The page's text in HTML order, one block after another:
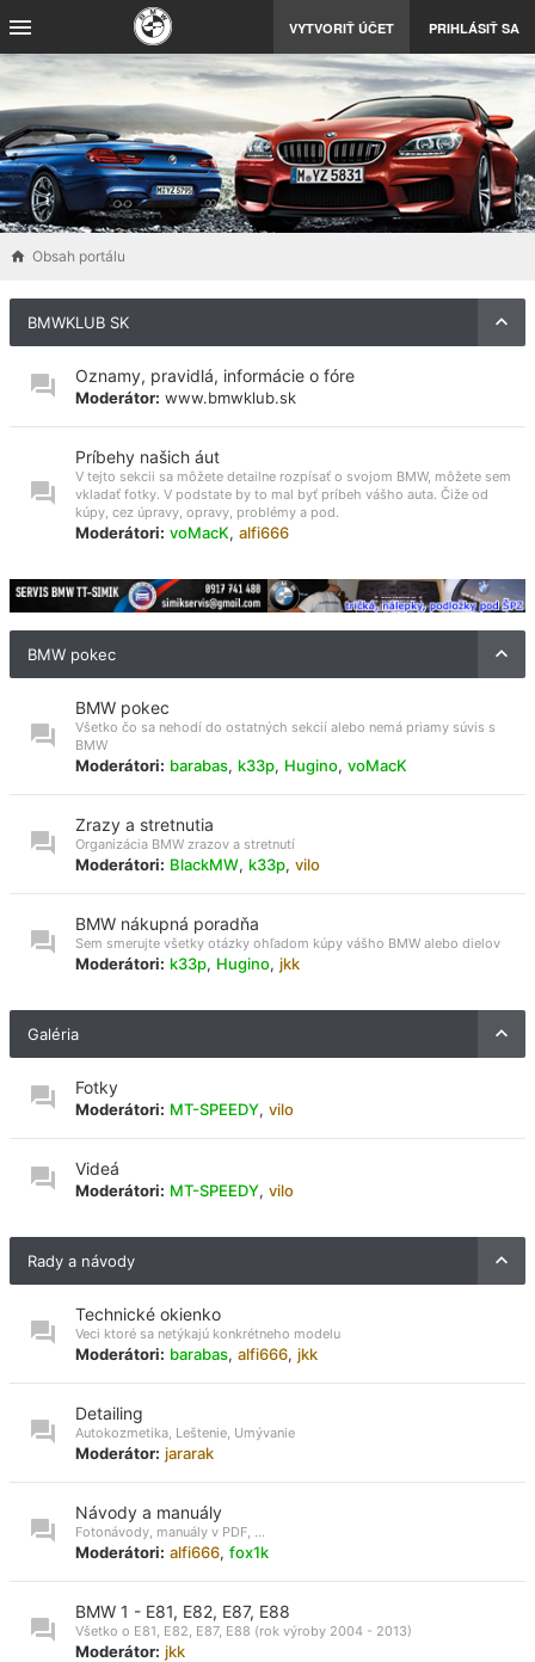
VYTVORIŤ ÚČET PRIHLÁSIŤ SA
Obsah portálu
BMWKLUB SK
Oznamy, pravidlá, informácie o fóre
Moderátor: www.bmwklub.sk
Príbehy našich áut
V tejto sekcii sa môžete detailne rozpísať o svojom BMW, môžete sem
vkladať fotky. V podstate by to mal byť príbeh vášho auta. Čiže od
kúpy, cez úpravy, opravy, problémy a pod.
Moderátori: voMacK, alfi666
BMW pokec
BMW pokec
Všetko čo sa nehodí do ostatných sekcií alebo nemá priamy súvis s
BMW
Moderátori: barabas, k33p, Hugino, voMacK
Zrazy a stretnutia
Organizácia BMW zrazov a stretnutí
Moderátori: BlackMW, k33p, vilo
BMW nákupná poradňa
Sem smerujte všetky otázky ohľadom kúpy vášho BMW alebo dielov
Moderátori: k33p, Hugino, jkk
Galéria
Fotky
Moderátori: MT-SPEEDY, vilo
Videá
Moderátori: MT-SPEEDY, vilo
Rady a návody
Technické okienko
Veci ktoré sa netýkajú konkrétneho modelu
Moderátori: barabas, alfi666, jkk
Detailing
Autokozmetika, Leštenie, Umývanie
Moderátor: jararak
Návody a manuály
Fotonávody, manuály v PDF, ...
Moderátori: alfi666, fox1k
BMW 1 - E81, E82, E87, E88
Všetko o E81, E82, E87, E88 (rok výroby 2004 - 2013)
Moderátor: jkk